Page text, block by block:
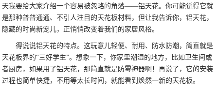
天我要给大家介绍一个容易被忽略的角落——铝天花。你可能觉得它就
是那种普普通通、不引人注目的天花板材料，但让我告诉你，铝天花，
隐藏的时尚新宠儿，正悄悄改变着我们的家居风格。
得说说铝天花的特点。这玩意儿轻便、耐用、防水防潮，简直就是
天花板界的“三好学生”。想象一下，你家里潮湿的地方，比如卫生间或
者厨房，如果用了铝天花，那简直就是防霉神器啊！再说了，它的安装
过程也简单快捷，不用等太长时间，就能看到焕然一新的天花板。